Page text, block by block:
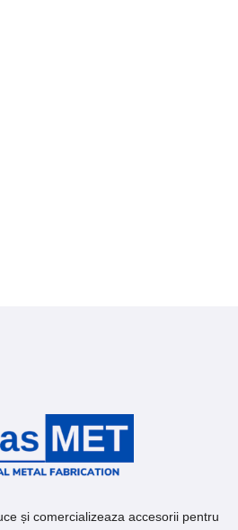
și comercializeaza accesorii pentru